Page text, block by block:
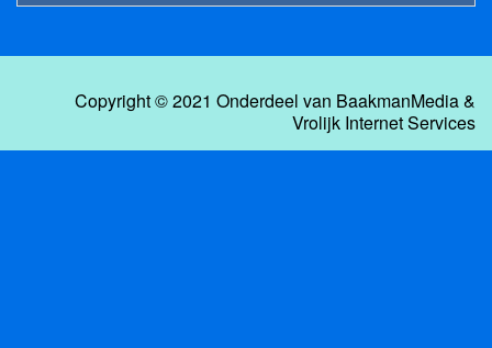
Copyright © 2021 Onderdeel van BaakmanMedia&
Vrolijk Internet Services